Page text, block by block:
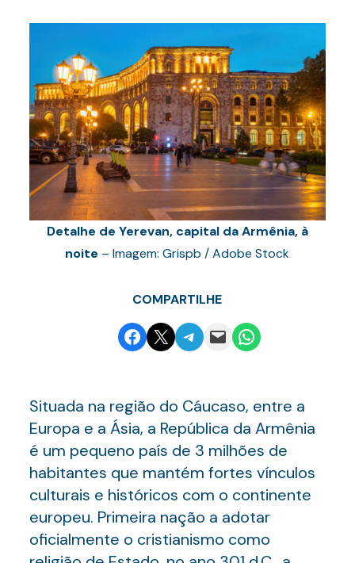
Detalhe de Yerevan, capital da Armênia, à
noite – Imagem: Grispb / Adobe Stock
COMPARTILHE
Share on Facebook
Email this PageShare on Telegram
Email this PageShare on WhatsApp
Situada na região do Cáucaso, entre a
Europa e a Ásia, a República da Armênia
é um pequeno país de 3 milhões de
habitantes que mantém fortes vínculos
culturais e históricos com o continente
europeu. Primeira nação a adotar
oficialmente o cristianismo como